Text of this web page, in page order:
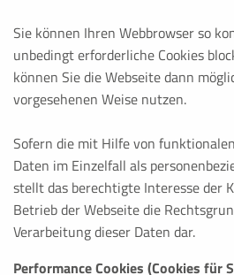
Sie können Ihren Webbrowser so
unbedingt erforderliche Cookies
können Sie die Webseite dann
vorgesehenen Weise nutzen.
Sofern die mit Hilfe von
Daten im Einzelfall als
stellt das berechtigte Interesse der
Betrieb der Webseite die
Verarbeitung dieser Daten dar.
Performance Cookies (Cookies für
Cookie Laufzeit:
Browsersitzung
Name:
cookie_consent
Zweck:
Speichert die Einstellungen
1 Jahr